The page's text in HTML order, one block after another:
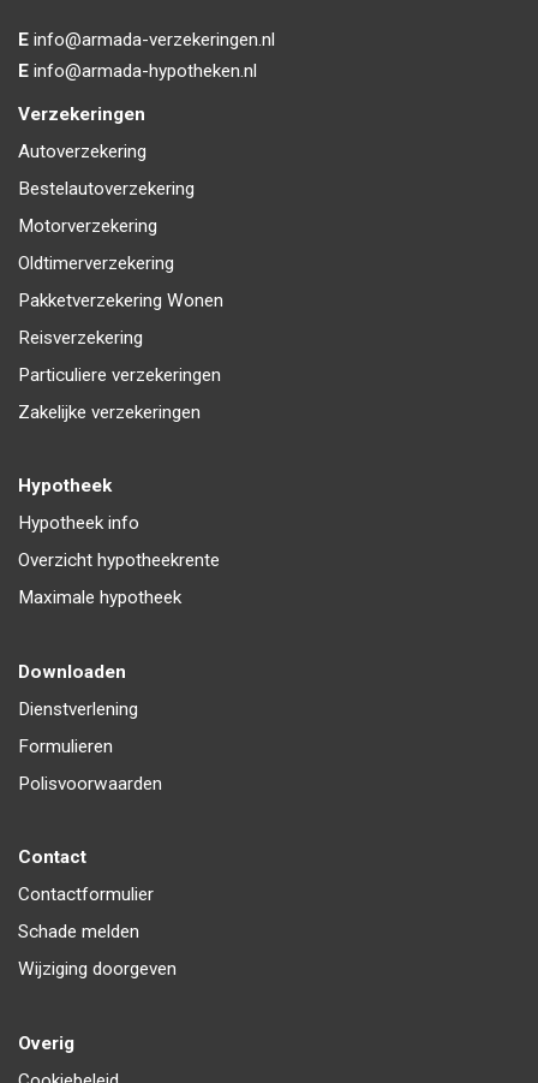
E info@armada-verzekeringen.nl
E info@armada-hypotheken.nl
Verzekeringen
Autoverzekering
Bestelautoverzekering
Motorverzekering
Oldtimerverzekering
Pakketverzekering Wonen
Reisverzekering
Particuliere verzekeringen
Zakelijke verzekeringen
Hypotheek
Hypotheek info
Overzicht hypotheekrente
Maximale hypotheek
Downloaden
Dienstverlening
Formulieren
Polisvoorwaarden
Contact
Contactformulier
Schade melden
Wijziging doorgeven
Overig